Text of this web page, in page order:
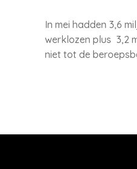
In mei hadden 3,6
werklozen plus 3,2
niet tot de